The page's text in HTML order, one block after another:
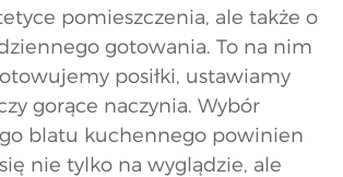
pomieszczenia, ale także o
gotowania. To na nim
posiłki, ustawiamy
gorące naczynia. Wybór
blatu kuchennego powinien
nie tylko na wyglądzie, ale